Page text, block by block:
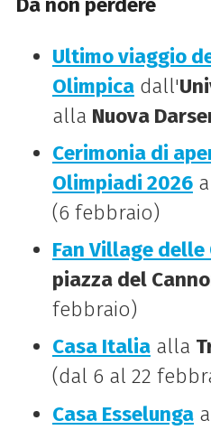
Da non perdere
Ultimo viaggio
Olimpicadall'
alla Nuova
Cerimonia di
Olimpiadi 2026
(6 febbraio)
Fan Village
piazza del
febbraio)
Casa Italiaalla
(dal 6 al 22
Casa Esselunga